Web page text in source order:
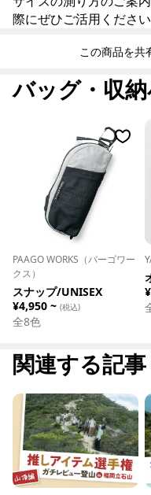
際にぜひご活用ください
この商品を共
バッグ・収
PAAGO WORKS（パーゴワー
クス）
スナップ/UNISEX
¥4,950 ~ (税込)
全8色
関連する記事